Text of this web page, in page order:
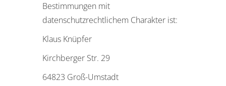
Bestimmungen mit
datenschutzrechtlichem Charakter ist:
Klaus Knüpfer
Kirchberger Str. 29
64823 Groß-Umstadt